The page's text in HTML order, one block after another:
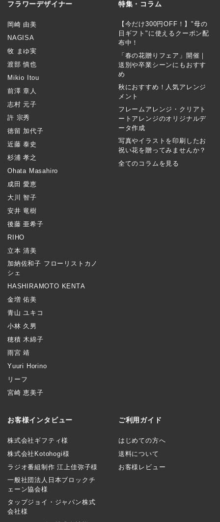
フラワーデザイナー
岡崎 由美
NAGISA
牧 まゆ実
渡部 慎也
Mikio Itou
前澤 章人
志村 元子
許 宗秀
徳留 加代子
近藤 泰史
杉浦 孝之
Ohata Masahiro
成田 愛恵
大川 智子
安井 竜樹
後藤 亜希子
RIHO
立本 清美
加納佐和子 フローリストカノ
シェ
HASHIRAMOTO KENTA
金増 佑美
青山 ユキコ
小林 久男
穂積 木綿子
雨宮 靖
Yuuri Horino
リーフ
宮崎 恵美子
特集・コラム
【今だけ300円OFF！】"母の
日ギフト"に使えるクーポン配
布中！
「春の花贈りフェア」開催｜
送別や卒業シーンにもおすす
め
秋におすすめ！人気アレンジ
メント
フレームアレンジ・クリアト
ートアレンジのオリジナルデ
ータ作成
写真やイラストを印刷したお
祝い花を贈ってみませんか？
全てのコラムを見る
お客様インタビュー
株式会社ギフティ様
株式会社Kotohogi様
ラジオ番組制作 江上佳弥子様
一般社団法人日本ブロックチ
ェーン協会様
タップジョイ・ジャパン株式
会社様
ご利用ガイド
はじめての方へ
送料について
お客様レビュー